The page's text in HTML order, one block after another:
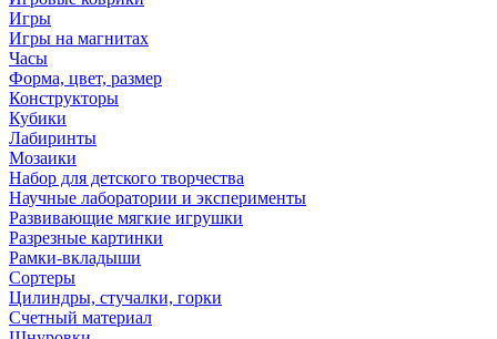
Игры
Игры на магнитах
Часы
Форма, цвет, размер
Конструкторы
Кубики
Лабиринты
Мозаики
Набор для детского творчества
Научные лаборатории и эксперименты
Развивающие мягкие игрушки
Разрезные картинки
Рамки-вкладыши
Сортеры
Цилиндры, стучалки, горки
Счетный материал